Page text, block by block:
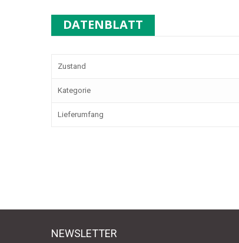
DATENBLATT
Zustand
Kategorie
Lieferumfang
NEWSLETTER